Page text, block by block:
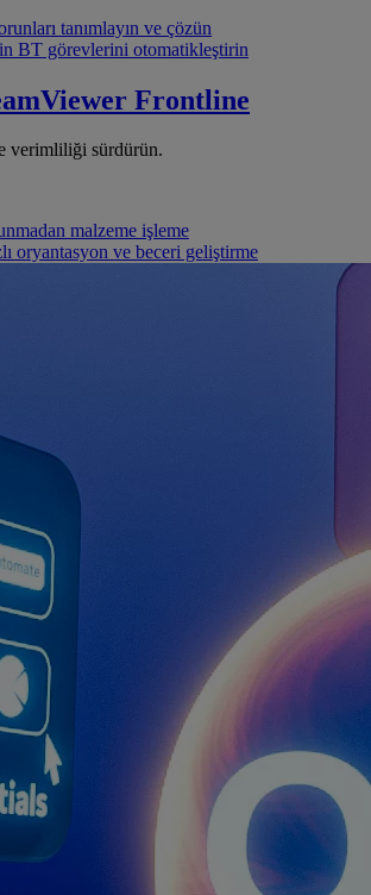
tanımlayın ve çözün
BT görevlerini otomatikleştirin
Frontline
verimliliği sürdürün.
malzeme işleme
oryantasyon ve beceri geliştirme